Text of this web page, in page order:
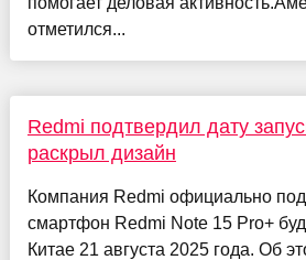
отметился...
Redmi подтвердил дату
раскрыл дизайн
Компания Redmi официально
смартфон Redmi Note 15 Pro+
Китае 21 августа 2025 года. Об